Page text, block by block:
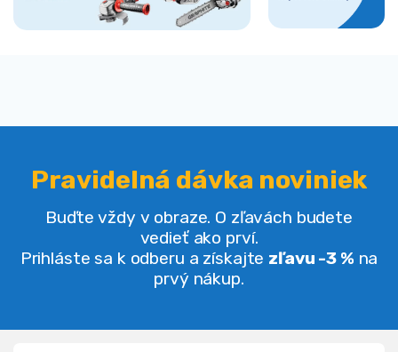
Pravidelná dávka noviniek
Buďte vždy v obraze. O zľavách budete
vedieť ako prví.
Prihláste sa k odberu a získajte zľavu -3 % na
prvý nákup.